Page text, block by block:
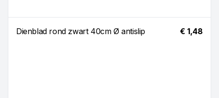
Dienblad rond zwart 40cm Ø antislip € 1,48